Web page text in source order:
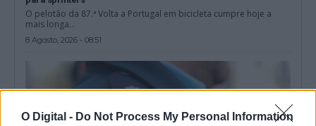
O Digital - Do Not Process My Personal Information
O pelotão da 87.ª Volta a Portugal em bicicleta cumpre hoje a
mais longa...
8 Agosto, 2026 - 08:51